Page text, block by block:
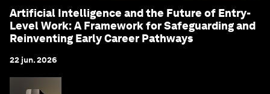
Artificial Intelligence and the Future of Entry-
Level Work: A Framework for Safeguarding and
Reinventing Early Career Pathways
22 jun. 2026